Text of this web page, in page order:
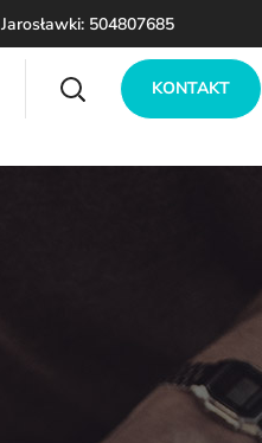
Jarosławki: 504807685
KONTAKT